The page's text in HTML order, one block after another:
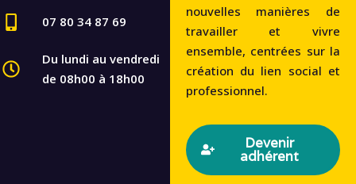
07 80 34 87 69
Du lundi au vendredi
de 08h00 à 18h00
nouvelles manières de
travailler et vivre
ensemble, centrées sur la
création du lien social et
professionnel.
Devenir
adhérent